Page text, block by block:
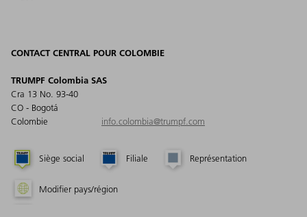
CONTACT CENTRAL POUR COLOMBIE
TRUMPF Colombia SAS
Cra 13 No. 93-40
CO - Bogotá
Colombie
info.colombia@trumpf.com
Siège social Filiale Représentation
Modifier pays/région